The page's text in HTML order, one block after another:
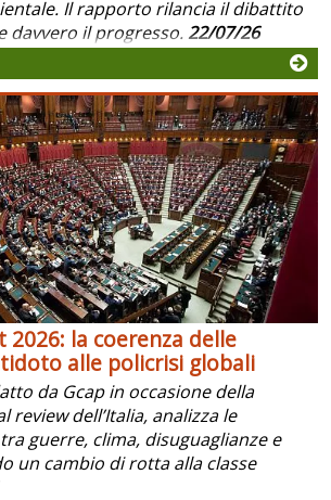
Il rapporto rilancia il dibattito
davvero il progresso.22/07/26
la coerenza delle
alle policrisi globali
da Gcap in occasione della
review dell’Italia, analizza le
guerre, clima, disuguaglianze e
un cambio di rotta alla classe